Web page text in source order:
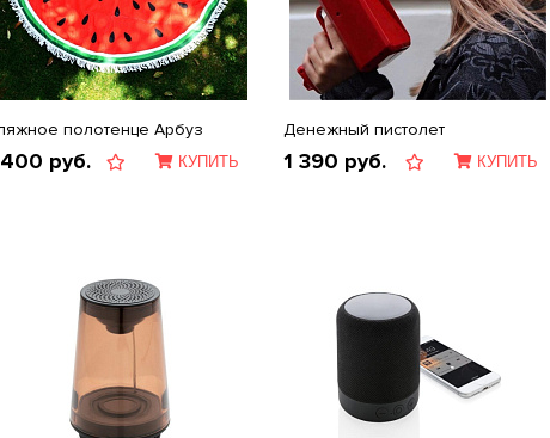
полотенце Арбуз
руб. КУПИТЬ
Денежный пистолет
1 390 руб. КУПИТЬ